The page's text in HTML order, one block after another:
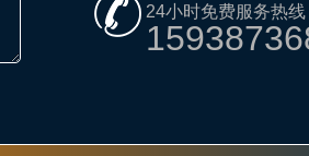
24小时免费服务热线